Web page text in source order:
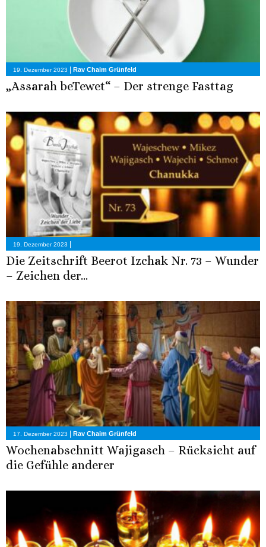
19. Dezember 2023 | Rav Chaim Grünfeld
„Assarah beTewet“ – Der strenge Fasttag
19. Dezember 2023 |
Die Zeitschrift Beerot Izchak Nr. 73 – Wunder
– Zeichen der...
17. Dezember 2023 Rav Chaim Grünfeld
Wochenabschnitt Wajigasch – Rücksicht auf
die Gefühle anderer